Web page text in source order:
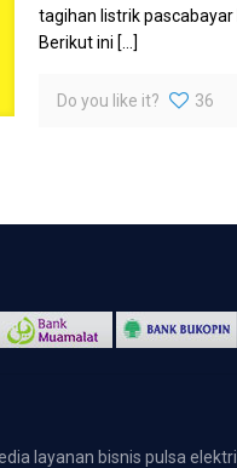
tagihan listrik
Berikut ini […]
Do you like it? 36
layanan bisnis pulsa